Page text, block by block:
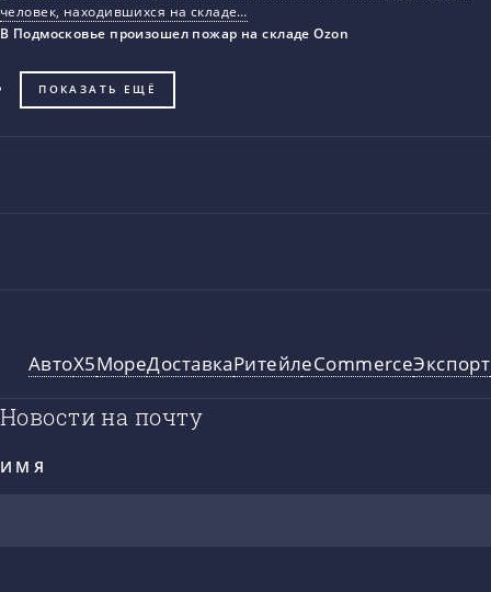
человек, находившихся на складе…
В Подмосковье произошел пожар на складе Ozon
ПОКАЗАТЬ ЕЩЁ
АвтоX5МореДоставкаРитейлeCommerceЭкспорт
Новости на почту
ИМЯ